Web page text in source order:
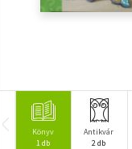
Könyv
1 db
Antikvár
2 db